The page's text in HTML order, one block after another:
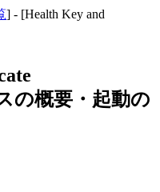
] - [Health Key and
の概要・起動の